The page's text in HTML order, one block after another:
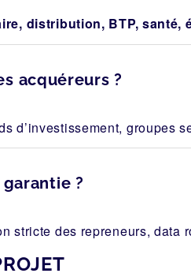
distribution, BTP, santé,
acquéreurs ?
d’investissement, groupes
?
stricte des repreneurs, data